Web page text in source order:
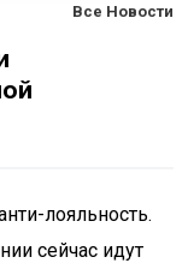
Все Новости
лояльность.
сейчас идут